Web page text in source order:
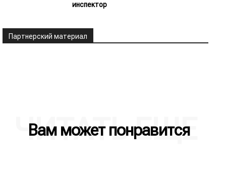
инспектор
Партнерский материал
Вам может понравится
ЧИТАТЬ ЕЩЕ